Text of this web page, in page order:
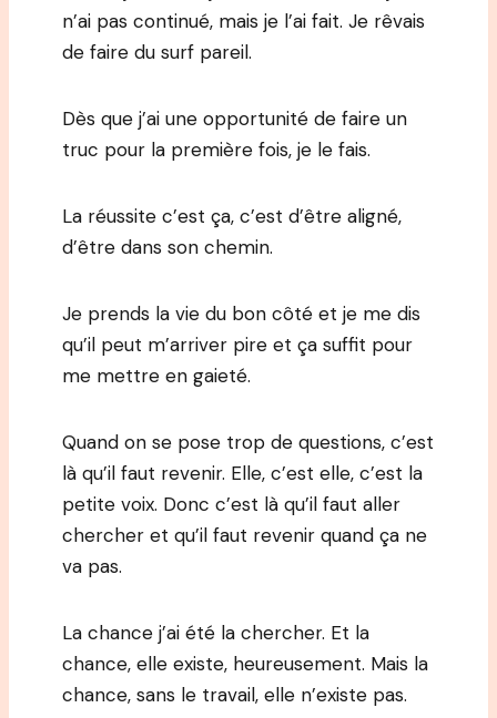
n’ai pas continué, mais je l’ai fait. Je rêvais
de faire du surf pareil.
Dès que j’ai une opportunité de faire un
truc pour la première fois, je le fais.
La réussite c’est ça, c’est d’être aligné,
d’être dans son chemin.
Je prends la vie du bon côté et je me dis
qu’il peut m’arriver pire et ça suffit pour
me mettre en gaieté.
Quand on se pose trop de questions, c’est
là qu’il faut revenir. Elle, c’est elle, c’est la
petite voix. Donc c’est là qu’il faut aller
chercher et qu’il faut revenir quand ça ne
va pas.
La chance j’ai été la chercher. Et la
chance, elle existe, heureusement. Mais la
chance, sans le travail, elle n’existe pas.